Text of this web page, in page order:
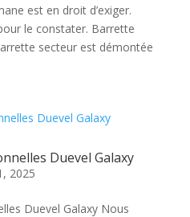
est en droit d’exiger.
le constater. Barrette
secteur est démontée
Duevel Galaxy
2025
Duevel Galaxy Nous